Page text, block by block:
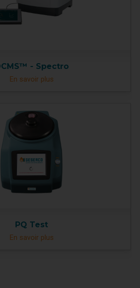
- Spectro
En savoir plus
PQ Test
En savoir plus